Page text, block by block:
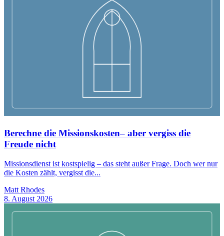
Berechne die Missionskosten– aber vergiss die
Freude nicht
Missionsdienst ist kostspielig – das steht außer Frage. Doch wer nur
die Kosten zählt, vergisst die...
Matt Rhodes
8. August 2026